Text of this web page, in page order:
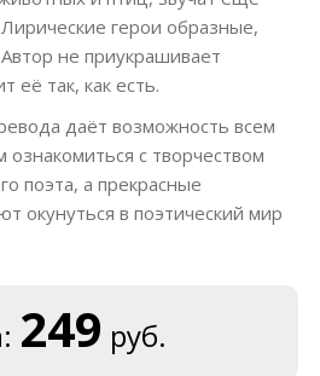
герои образные,
не приукрашивает
её так, как есть.
даёт возможность всем
ознакомиться с творчеством
поэта, а прекрасные
окунуться в поэтический мир
249 руб.